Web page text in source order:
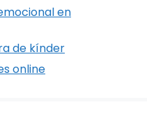
en
de kínder
online